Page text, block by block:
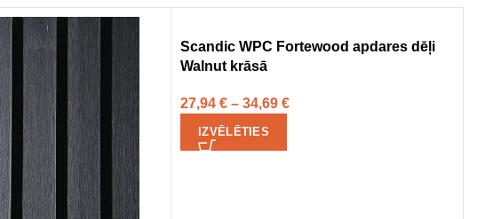
Scandic WPC Fortewood apdares dēļi
Walnut krāsā
27,94 € – 34,69 €
IZVĒLĒTIES